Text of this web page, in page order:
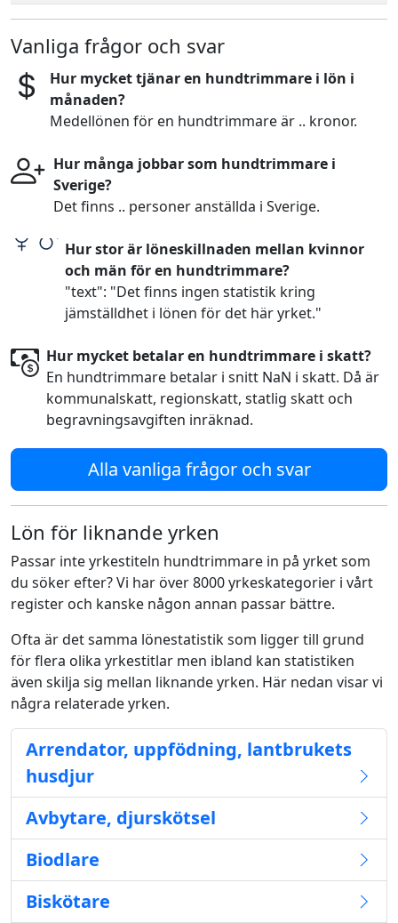
Vanliga frågor och svar
Hur mycket tjänar en hundtrimmare i lön i
månaden?
Medellönen för en hundtrimmare är .. kronor.
Hur många jobbar som hundtrimmare i
Sverige?
Det finns .. personer anställda i Sverige.
Hur stor är löneskillnaden mellan kvinnor
och män för en hundtrimmare?
"text": "Det finns ingen statistik kring
jämställdhet i lönen för det här yrket."
Hur mycket betalar en hundtrimmare i skatt?
En hundtrimmare betalar i snitt NaN i skatt. Då är
kommunalskatt, regionskatt, statlig skatt och
begravningsavgiften inräknad.
Alla vanliga frågor och svar
Lön för liknande yrken
Passar inte yrkestiteln hundtrimmare in på yrket som
du söker efter? Vi har över 8000 yrkeskategorier i vårt
register och kanske någon annan passar bättre.
Ofta är det samma lönestatistik som ligger till grund
för flera olika yrkestitlar men ibland kan statistiken
även skilja sig mellan liknande yrken. Här nedan visar vi
några relaterade yrken.
Arrendator, uppfödning, lantbrukets
husdjur
Avbytare, djurskötsel
Biodlare
Biskötare